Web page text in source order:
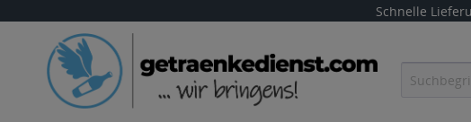
Schnelle